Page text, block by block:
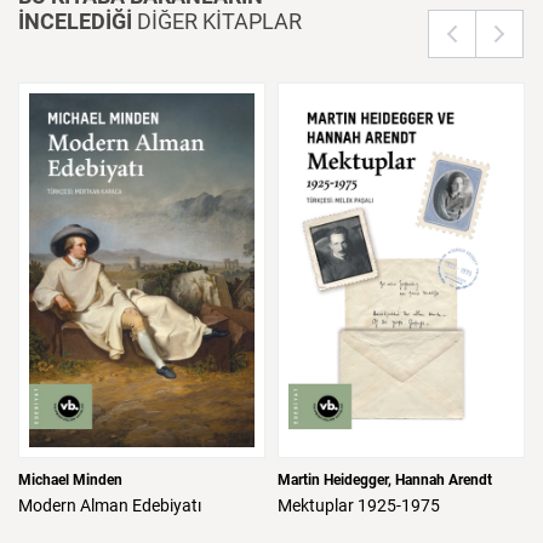
İNCELEDİĞİ DİĞER KİTAPLAR
Michael Minden
Modern Alman Edebiyatı
Martin Heidegger Hannah Arendt
Mektuplar 1925-1975